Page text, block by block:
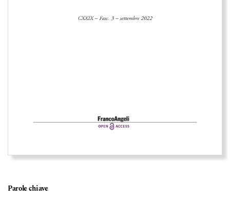
Parole chiave